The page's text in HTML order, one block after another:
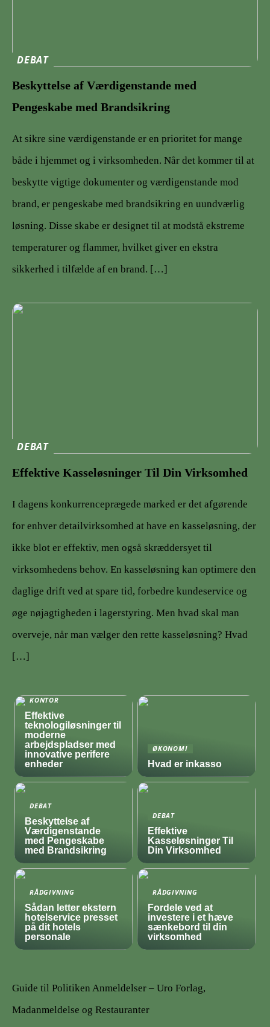
DEBAT
Beskyttelse af Værdigenstande med
Pengeskabe med Brandsikring
At sikre sine værdigenstande er en prioritet for mange
både i hjemmet og i virksomheden. Når det kommer til at
beskytte vigtige dokumenter og værdigenstande mod
brand, er pengeskabe med brandsikring en uundværlig
løsning. Disse skabe er designet til at modstå ekstreme
temperaturer og flammer, hvilket giver en ekstra
sikkerhed i tilfælde af en brand. […]
DEBAT
Effektive Kasseløsninger Til Din Virksomhed
I dagens konkurrenceprægede marked er det afgørende
for enhver detailvirksomhed at have en kasseløsning, der
ikke blot er effektiv, men også skræddersyet til
virksomhedens behov. En kasseløsning kan optimere den
daglige drift ved at spare tid, forbedre kundeservice og
øge nøjagtigheden i lagerstyring. Men hvad skal man
overveje, når man vælger den rette kasseløsning? Hvad
[…]
KONTOR
Effektive
teknologiløsninger til
moderne
arbejdspladser med
innovative perifere
enheder
ØKONOMI
Hvad er inkasso
DEBAT
Beskyttelse af
Værdigenstande
med Pengeskabe
med Brandsikring
DEBAT
Effektive
Kasseløsninger Til
Din Virksomhed
RÅDGIVNING
Sådan letter ekstern
hotelservice presset
på dit hotels
personale
RÅDGIVNING
Fordele ved at
investere i et hæve
sænkebord til din
virksomhed
Guide til Politiken Anmeldelser – Uro Forlag,
Madanmeldelse og Restauranter